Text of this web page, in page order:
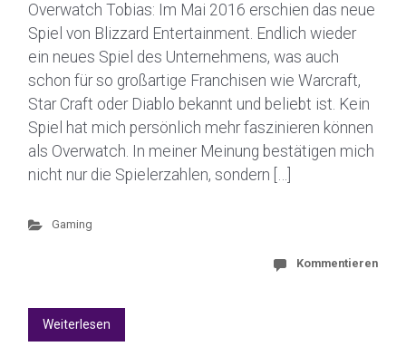
Overwatch Tobias: Im Mai 2016 erschien das neue
Spiel von Blizzard Entertainment. Endlich wieder
ein neues Spiel des Unternehmens, was auch
schon für so großartige Franchisen wie Warcraft,
Star Craft oder Diablo bekannt und beliebt ist. Kein
Spiel hat mich persönlich mehr faszinieren können
als Overwatch. In meiner Meinung bestätigen mich
nicht nur die Spielerzahlen, sondern […]
Gaming
Kommentieren
Weiterlesen